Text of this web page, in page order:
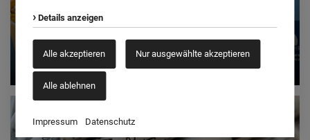
Details anzeigen
Alle akzeptieren Nur ausgewählte akzeptieren
Alle ablehnen
Impressum Datenschutz
Sommerliche Genußmomente
jetzt bei NORDSEE